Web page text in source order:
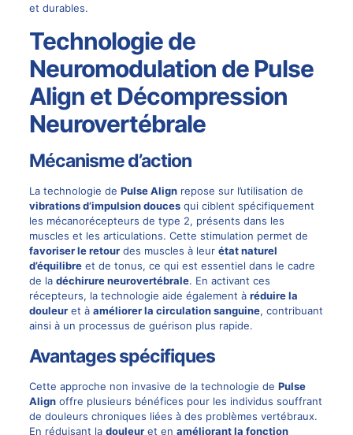
et durables.
Technologie de
Neuromodulation de Pulse
Align et Décompression
Neurovertébrale
Mécanisme d’action
La technologie de Pulse Alignrepose sur l’utilisation de
vibrations d’impulsion doucesqui ciblent spécifiquement
les mécanorécepteurs de type 2, présents dans les
muscles et les articulations. Cette stimulation permet de
favoriser le retourdes muscles à leur état naturel
d’équilibreet de tonus, ce qui est essentiel dans le cadre
de la déchirure neurovertébrale. En activant ces
récepteurs, la technologie aide également à réduire la
douleuret à améliorer la circulation sanguine, contribuant
ainsi à un processus de guérison plus rapide.
Avantages spécifiques
Cette approche non invasive de la technologie de Pulse
Alignoffre plusieurs bénéfices pour les individus souffrant
de douleurs chroniques liées à des problèmes vertébraux.
En réduisant la douleuret en améliorant la fonction